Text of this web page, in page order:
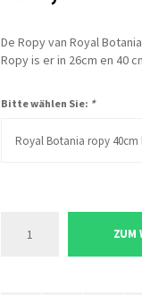
De Ropy van Royal
Ropy is er in 26cm en 40
Bitte wählen Sie: *
Royal Botania ropy 40cm
ZUM